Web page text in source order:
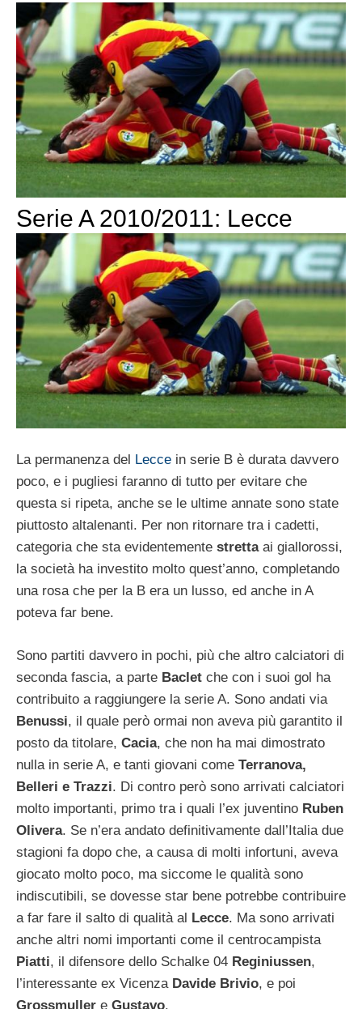
Serie A 2010/2011: Lecce
La permanenza del Lecce in serie B è durata davvero
poco, e i pugliesi faranno di tutto per evitare che
questa si ripeta, anche se le ultime annate sono state
piuttosto altalenanti. Per non ritornare tra i cadetti,
categoria che sta evidentemente stretta ai giallorossi,
la società ha investito molto quest’anno, completando
una rosa che per la B era un lusso, ed anche in A
poteva far bene.
Sono partiti davvero in pochi, più che altro calciatori di
seconda fascia, a parte Baclet che con i suoi gol ha
contribuito a raggiungere la serie A. Sono andati via
Benussi, il quale però ormai non aveva più garantito il
posto da titolare, Cacia, che non ha mai dimostrato
nulla in serie A, e tanti giovani come Terranova,
Belleri e Trazzi. Di contro però sono arrivati calciatori
molto importanti, primo tra i quali l’ex juventino Ruben
Olivera. Se n’era andato definitivamente dall’Italia due
stagioni fa dopo che, a causa di molti infortuni, aveva
giocato molto poco, ma siccome le qualità sono
indiscutibili, se dovesse star bene potrebbe contribuire
a far fare il salto di qualità al Lecce. Ma sono arrivati
anche altri nomi importanti come il centrocampista
Piatti, il difensore dello Schalke 04 Reginiussen,
l’interessante ex Vicenza Davide Brivio, e poi
Grossmuller e Gustavo.